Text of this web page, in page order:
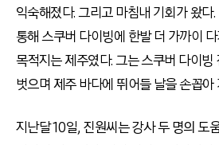
익숙해졌다. 그리고 마침내 기회가 왔다
통해 스쿠버 다이빙에 한발 더 가까이
목적지는 제주였다. 그는 스쿠버 다이빙
벗으며 제주 바다에 뛰어들 날을 손꼽아
지난달 10일, 진원씨는 강사 두 명의 도